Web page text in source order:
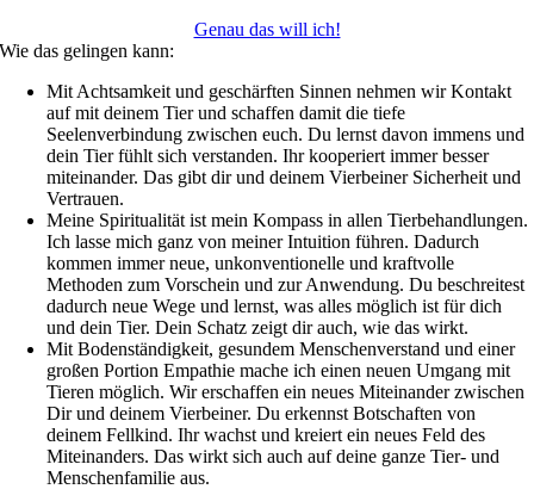
Genau das will ich!
Wie das gelingen kann:
Mit Achtsamkeit und geschärften Sinnen nehmen wir Kontakt
auf mit deinem Tier und schaffen damit die tiefe
Seelenverbindung zwischen euch. Du lernst davon immens und
dein Tier fühlt sich verstanden. Ihr kooperiert immer besser
miteinander. Das gibt dir und deinem Vierbeiner Sicherheit und
Vertrauen.
Meine Spiritualität ist mein Kompass in allen Tierbehandlungen.
Ich lasse mich ganz von meiner Intuition führen. Dadurch
kommen immer neue, unkonventionelle und kraftvolle
Methoden zum Vorschein und zur Anwendung. Du beschreitest
dadurch neue Wege und lernst, was alles möglich ist für dich
und dein Tier. Dein Schatz zeigt dir auch, wie das wirkt.
Mit Bodenständigkeit, gesundem Menschenverstand und einer
großen Portion Empathie mache ich einen neuen Umgang mit
Tieren möglich. Wir erschaffen ein neues Miteinander zwischen
Dir und deinem Vierbeiner. Du erkennst Botschaften von
deinem Fellkind. Ihr wachst und kreiert ein neues Feld des
Miteinanders. Das wirkt sich auch auf deine ganze Tier- und
Menschenfamilie aus.